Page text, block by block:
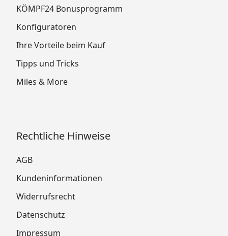
KÖMPF24 Bonusprogramm
Konfiguratoren
Ihre Vorteile beim Kauf
Tipps und Tricks
Miles & More
Rechtliche Hinweise
AGB
Kundeninformationen
Widerrufsrecht
Datenschutz
Impressum